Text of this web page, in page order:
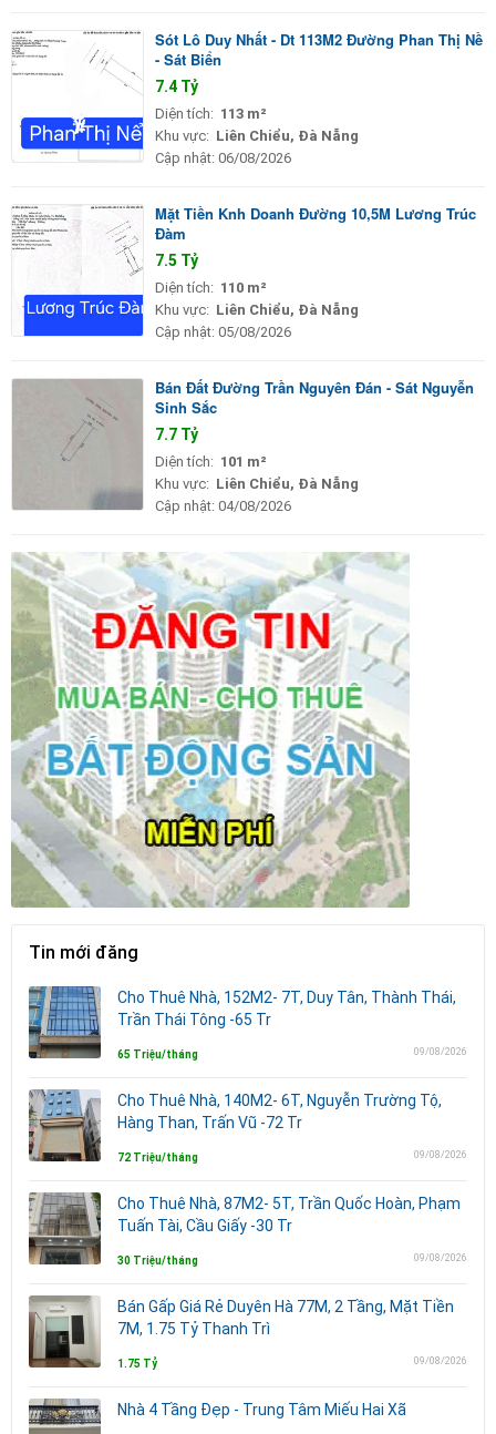
Sót Lô Duy Nhất - Dt 113M2 Đường Phan Thị Nề
- Sát Biển
7.4 Tỷ
Diện tích: 113 m²
Khu vực: Liên Chiểu, Đà Nẵng
Cập nhật: 06/08/2026
Mặt Tiền Knh Doanh Đường 10,5M Lương Trúc
Đàm
7.5 Tỷ
Diện tích: 110 m²
Khu vực: Liên Chiểu, Đà Nẵng
Cập nhật: 05/08/2026
Bán Đất Đường Trần Nguyên Đán - Sát Nguyễn
Sinh Sắc
7.7 Tỷ
Diện tích: 101 m²
Khu vực: Liên Chiểu, Đà Nẵng
Cập nhật: 04/08/2026
Tin mới đăng
Cho Thuê Nhà, 152M2- 7T, Duy Tân, Thành Thái,
Trần Thái Tông -65 Tr
65 Triệu/tháng 09/08/2026
Cho Thuê Nhà, 140M2- 6T, Nguyễn Trường Tộ,
Hàng Than, Trấn Vũ -72 Tr
72 Triệu/tháng 09/08/2026
Cho Thuê Nhà, 87M2- 5T, Trần Quốc Hoàn, Phạm
Tuấn Tài, Cầu Giấy -30 Tr
30 Triệu/tháng 09/08/2026
Bán Gấp Giá Rẻ Duyên Hà 77M, 2 Tầng, Mặt Tiền
7M, 1.75 Tỷ Thanh Trì
1.75 Tỷ 09/08/2026
Nhà 4 Tầng Đẹp - Trung Tâm Miếu Hai Xã